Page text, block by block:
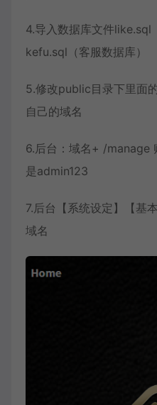
4.导入数据库文件like.sql
kefu.sql（客服数据库）
5.修改public目录下里面
自己的域名
6.后台：域名+ /manage
是admin123
7.后台【系统设定】【基
域名